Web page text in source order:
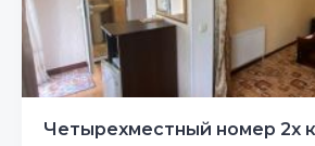
Четырехместный номер 2х